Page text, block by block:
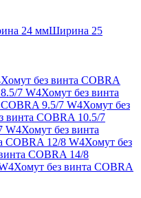
24 ммШирина 25
Хомут без винта COBRA
7 W4Хомут без винта
9.5/7 W4Хомут без
винта COBRA 10.5/7
W4Хомут без винта
COBRA 12/8 W4Хомут без
COBRA 14/8
Хомут без винта COBRA